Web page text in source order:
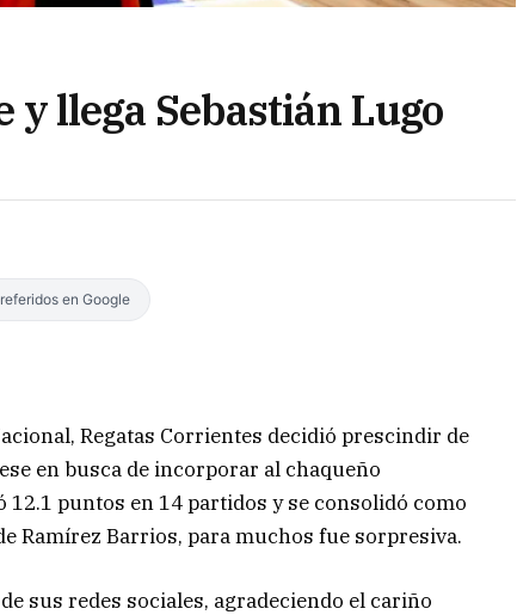
y llega Sebastián Lugo
en Google
Regatas Corrientes decidió prescindir de
en busca de incorporar al chaqueño
12.1 puntos en 14 partidos y se consolidó como
Ramírez Barrios, para muchos fue sorpresiva.
sus redes sociales, agradeciendo el cariño